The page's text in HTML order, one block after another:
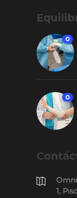
0
0
1,